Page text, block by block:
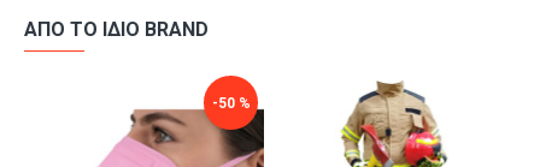
ΑΠΌ ΤΟ ΊΔΙΟ BRAND
-50 %